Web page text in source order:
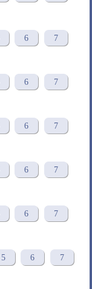
6 7
6 7
6 7
6 7
6 7
5 6 7